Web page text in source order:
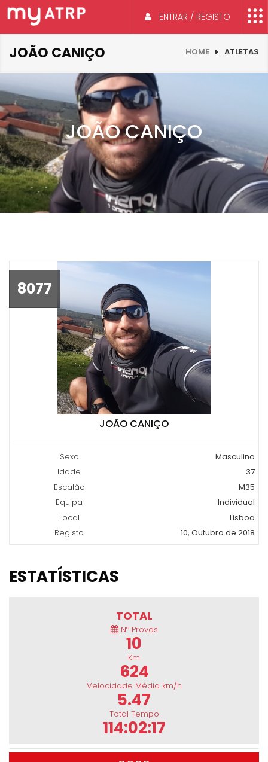
ENTRAR / REGISTO
JOÃO CANIÇO HOME ATLETAS
JOÃO CANIÇO
8077
JOÃO CANIÇO
Sexo
Masculino
Idade
37
Escalão
M35
Equipa
Individual
Local
Lisboa
Registo
10, Outubro de 2018
ESTATÍSTICAS
TOTAL
Nº Provas
10
Km
624
Velocidade Média km/h
5.47
Total Tempo
114:02:17